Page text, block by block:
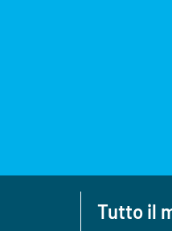
Tutto il